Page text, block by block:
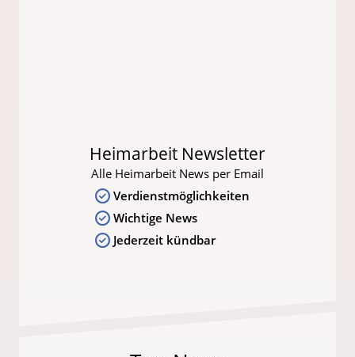
Heimarbeit Newsletter
Alle Heimarbeit News per Email
Verdienstmöglichkeiten
Wichtige News
Jederzeit kündbar